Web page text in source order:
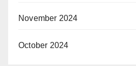
November 2024
October 2024